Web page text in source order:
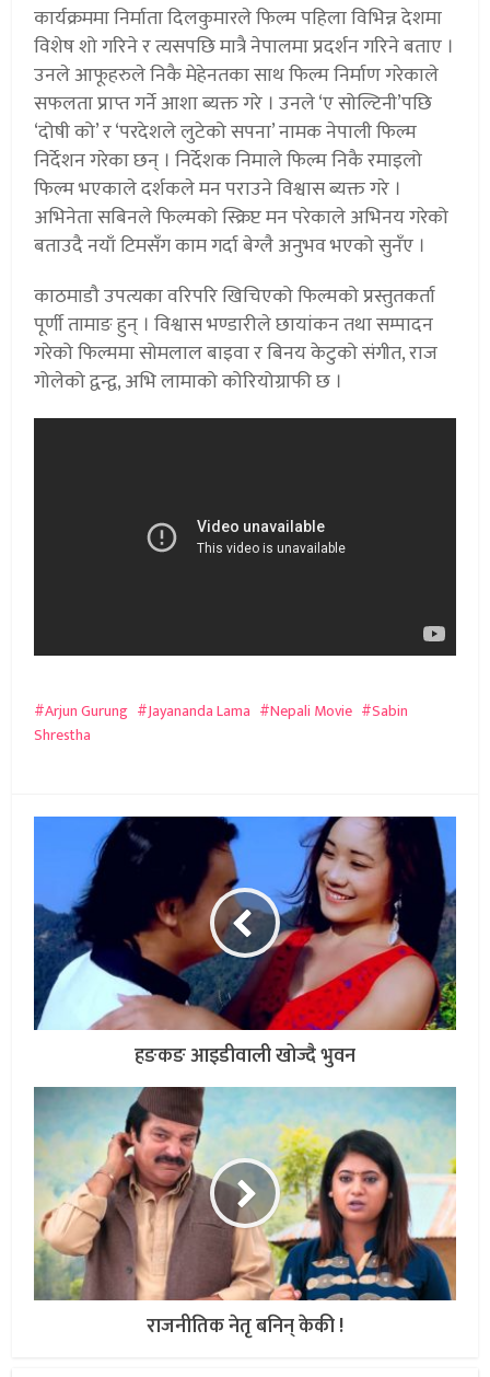
कार्यक्रममा निर्माता दिलकुमारले फिल्म पहिला विभिन्न देशमा
विशेष शो गरिने र त्यसपछि मात्रै नेपालमा प्रदर्शन गरिने बताए ।
उनले आफूहरुले निकै मेहेनतका साथ फिल्म निर्माण गरेकाले
सफलता प्राप्त गर्ने आशा ब्यक्त गरे । उनले ‘ए सोल्टिनी’पछि
‘दोषी को’ र ‘परदेशले लुटेको सपना’ नामक नेपाली फिल्म
निर्देशन गरेका छन् । निर्देशक निमाले फिल्म निकै रमाइलो
फिल्म भएकाले दर्शकले मन पराउने विश्वास ब्यक्त गरे ।
अभिनेता सबिनले फिल्मको स्क्रिप्ट मन परेकाले अभिनय गरेको
बताउदै नयाँ टिमसँग काम गर्दा बेग्लै अनुभव भएको सुनँए ।
काठमाडौ उपत्यका वरिपरि खिचिएको फिल्मको प्रस्तुतकर्ता
पूर्णी तामाङ हुन् । विश्वास भण्डारीले छायांकन तथा सम्पादन
गरेको फिल्ममा सोमलाल बाइवा र बिनय केटुको संगीत, राज
गोलेको द्वन्द्व, अभि लामाको कोरियोग्राफी छ ।
Arjun Gurung Jayananda Lama Nepali Movie
Sabin
Shrestha
हङकङ आइडीवाली खोज्दै भुवन
राजनीतिक नेतृ बनिन् केकी !